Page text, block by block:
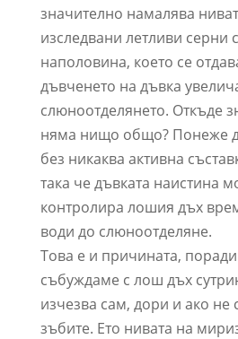
значително намалява
изследвани летливи серни
наполовина, което се
дъвченето на дъвка
слюноотделянето. Откъде
няма нищо общо? Понеже
без никаква активна
така че дъвката наистина
контролира лошия дъх
води до слюноотделяне.
Това е и причината, поради
събуждаме с лош дъх
изчезва сам, дори и ако не
зъбите. Ето нивата на